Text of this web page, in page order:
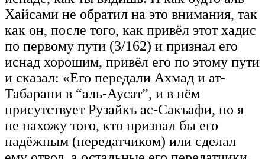
Хайсами не обратил на это внимания, так
как он, после того, как привёл этот хадис
по первому пути (3/162) и признал его
иснад хорошим, привёл его по этому пути
и сказал: «Его передали Ахмад и ат-
Табарани в “аль-Аусат”, и в нём
присутствует Рузайкъ ас-Сакъафи, но я
не нахожу того, кто признал бы его
надёжным (передатчиком) или сделал